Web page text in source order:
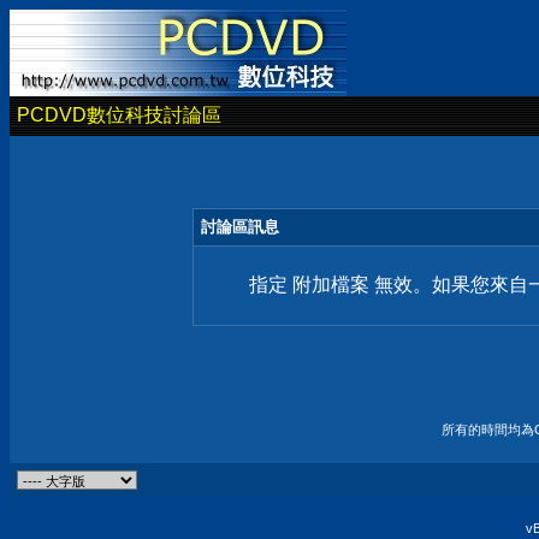
PCDVD數位科技討論區
討論區訊息
指定 附加檔案 無效。如果您來
所有的時間均為